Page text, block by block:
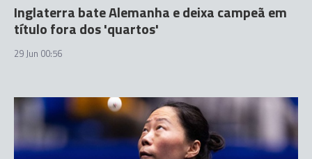
Inglaterra bate Alemanha e deixa campeã em
título fora dos 'quartos'
29 Jun 00:56